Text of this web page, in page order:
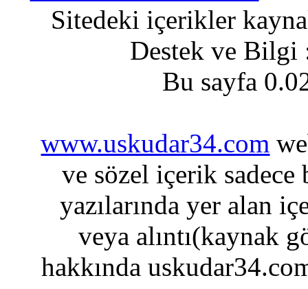
Sitedeki içerikler
Destek ve
Bu sayfa
www.uskudar34.com
ve sözel içerik sadece
yazılarında yer alan
veya alıntı(kaynak
hakkında